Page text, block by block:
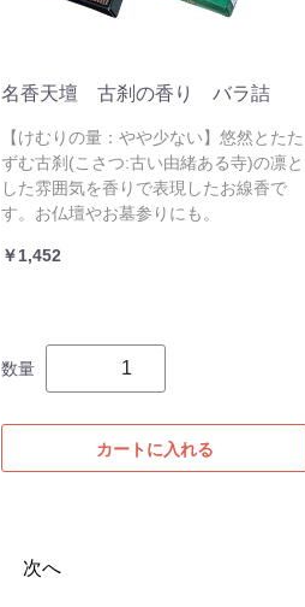
名香天壇 古刹の香り バラ詰
【けむりの量：やや少ない】悠然とたた
ずむ古刹(こさつ:古い由緒ある寺)の凛と
した雰囲気を香りで表現したお線香で
す。お仏壇やお墓参りにも。
￥1,452
数量
カートに入れる
次へ